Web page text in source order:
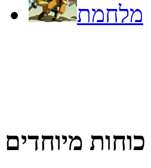
מלחמת
כוחות מיוחדים